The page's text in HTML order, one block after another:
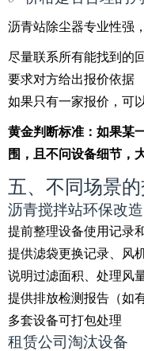
沥青站除尘器专业性强
尽量联系所有能找到的
要求对方给出报价依据
如果只有一家报价，可
黄金判断标准：如果某
围，且不问设备细节，
五、不同场景
沥青搅拌站环保改造
提前整理设备使用记录
提供滤袋更换记录、风
说明过滤面积、处理风
提供排放检测报告（如有
多套设备可打包处理
租赁公司淘汰设备